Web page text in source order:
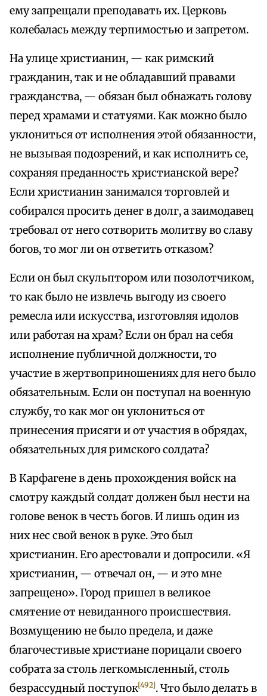
ему запрещали преподавать их. Церковь
колебалась между терпимостью и запретом.
На улице христианин, — как римский
гражданин, так и не обладавший правами
гражданства, — обязан был обнажать голову
перед храмами и статуями. Как можно было
уклониться от исполнения этой обязанности,
не вызывая подозрений, и как исполнить се,
сохраняя преданность христианской вере?
Если христианин занимался торговлей и
собирался просить денег в долг, а заимодавец
требовал от него сотворить молитву во славу
богов, то мог ли он ответить отказом?
Если он был скульптором или позолотчиком,
то как было не извлечь выгоду из своего
ремесла или искусства, изготовляя идолов
или работая на храм? Если он брал на себя
исполнение публичной должности, то
участие в жертвоприношениях для него было
обязательным. Если он поступал на военную
службу, то как мог он уклониться от
принесения присяги и от участия в обрядах,
обязательных для римского солдата?
В Карфагене в день прохождения войск на
смотру каждый солдат должен был нести на
голове венок в честь богов. И лишь один из
них нес свой венок в руке. Это был
христианин. Его арестовали и допросили. «Я
христианин, — отвечал он, — и это мне
запрещено». Город пришел в великое
смятение от невиданного происшествия.
Возмущению не было предела, и даже
благочестивые христиане порицали своего
собрата за столь легкомысленный, столь
безрассудный поступок[492]. Что было делать в